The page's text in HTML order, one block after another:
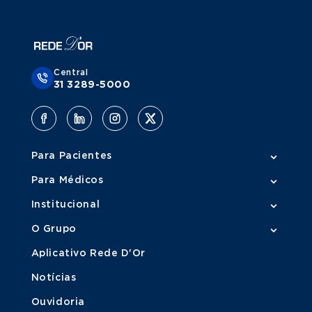
Central
31 3289-5000
Para Pacientes
Para Médicos
Institucional
O Grupo
Aplicativo Rede D'Or
Notícias
Ouvidoria